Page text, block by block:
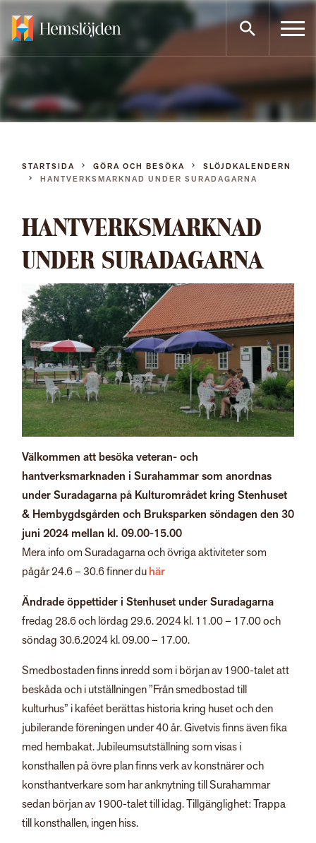
Gå
direkt
till
innehållet
STARTSIDA GÖRA OCH BESÖKA
SLÖJDKALENDERN
HANTVERKSMARKNAD UNDER SURADAGARNA
HANTVERKSMARKNAD
UNDER SURADAGARNA
Välkommen att besöka veteran- och
hantverksmarknaden i Surahammar som anordnas
under Suradagarna på Kulturområdet kring Stenhuset
& Hembygdsgården och Bruksparken söndagen den 30
juni 2024 mellan kl. 09.00-15.00
Mera info om Suradagarna och övriga aktiviteter som
pågår 24.6 – 30.6 finner duhär
Ändrade öppettider i Stenhuset under Suradagarna
fredag 28.6 och lördag 29.6. 2024 kl. 11.00 – 17.00 och
söndag 30.6.2024 kl. 09.00 – 17.00.
Smedbostaden finns inredd som i början av 1900-talet att
beskåda och i utställningen ”Från smedbostad till
kulturhus” i kaféet berättas historia kring huset och den
jubilerande föreningen under 40 år. Givetvis finns även fika
med hembakat. Jubileumsutställning som visas i
konsthallen på övre plan finns verk av konstnärer och
konsthantverkare som har anknytning till Surahammar
sedan början av 1900-talet till idag. Tillgänglighet: Trappa
till konsthallen, ingen hiss.